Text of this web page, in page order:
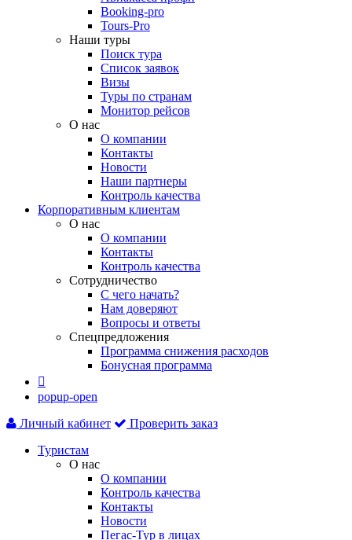
Booking-pro
Tours-Pro
Наши туры
Поиск тура
Список заявок
Визы
Туры по странам
Монитор рейсов
О нас
О компании
Контакты
Новости
Наши партнеры
Контроль качества
Корпоративным клиентам
О нас
О компании
Контакты
Контроль качества
Сотрудничество
С чего начать?
Нам доверяют
Вопросы и ответы
Спецпредложения
Программа снижения расходов
Бонусная программа

popup-open
Личный кабинет
Проверить заказ
Туристам
О нас
О компании
Контроль качества
Контакты
Новости
Пегас-Тур в лицах